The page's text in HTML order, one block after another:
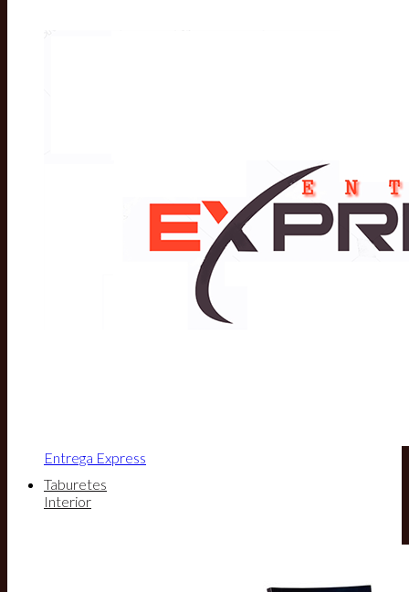
Entrega Express
Taburetes
Interior